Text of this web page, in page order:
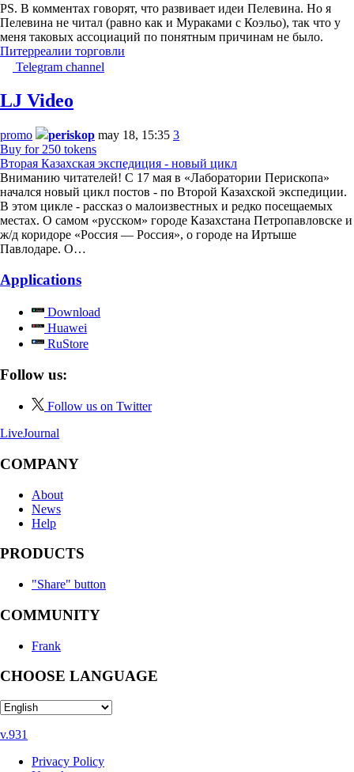
PS. В комментах говорят, что развивает идеи Пелевина. Но я
Пелевина не читал (равно как и Мураками с Коэльо), так что у
меня таковых ассоциаций по понятным причинам не было.
Питерреалии торговли
Telegram channel
LJ Video
promo periskop may 18, 15:35 3
Buy for 250 tokens
Вторая Казахская экспедиция - новый цикл
Вниманию читателей! С 17 мая в «Лаборатории Перископа»
начался новый цикл постов - по Второй Казахской экспедиции.
В этом цикле - рассказ о малоизвестных и редко посещаемых
местах. О самом «русском» городе Казахстана Петропавловске и
ж/д коридоре «Россия — Россия», о городе на Иртыше
Павлодаре. О…
Applications
Download
Huawei
RuStore
Follow us:
Follow us on Twitter
LiveJournal
COMPANY
About
News
Help
PRODUCTS
"Share" button
COMMUNITY
Frank
CHOOSE LANGUAGE
v.931
Privacy Policy